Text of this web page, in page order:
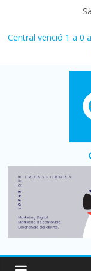
Fuerte caída de la
Central venció 1 a 0
La morosidad
afecta a 400 mil
Desde que asumió
denuncia crisis
Vacaciones de
turístico: 4,6